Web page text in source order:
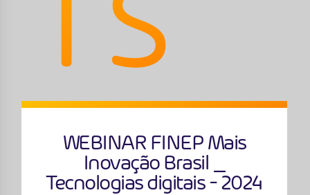
WEBINAR FINEP Mais
Inovação Brasil _
Tecnologias digitais - 2024